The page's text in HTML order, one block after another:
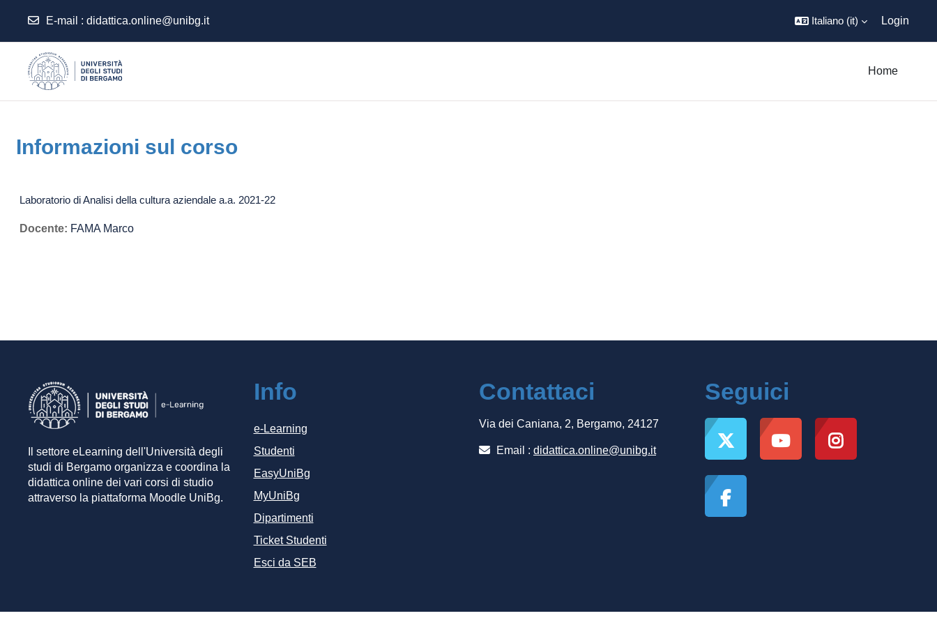
E-mail : didattica.online@unibg.it Italiano ‎(it)‎ Login
Home
Informazioni sul corso
Laboratorio di Analisi della cultura aziendale a.a. 2021-22
Docente: FAMA Marco
Il settore eLearning dell'Università degli
studi di Bergamo organizza e coordina la
didattica online dei vari corsi di studio
attraverso la piattaforma Moodle UniBg.
Info
e-Learning
Studenti
EasyUniBg
MyUniBg
Dipartimenti
Ticket Studenti
Esci da SEB
Contattaci
Via dei Caniana, 2, Bergamo, 24127
Email : didattica.online@unibg.it
Seguici